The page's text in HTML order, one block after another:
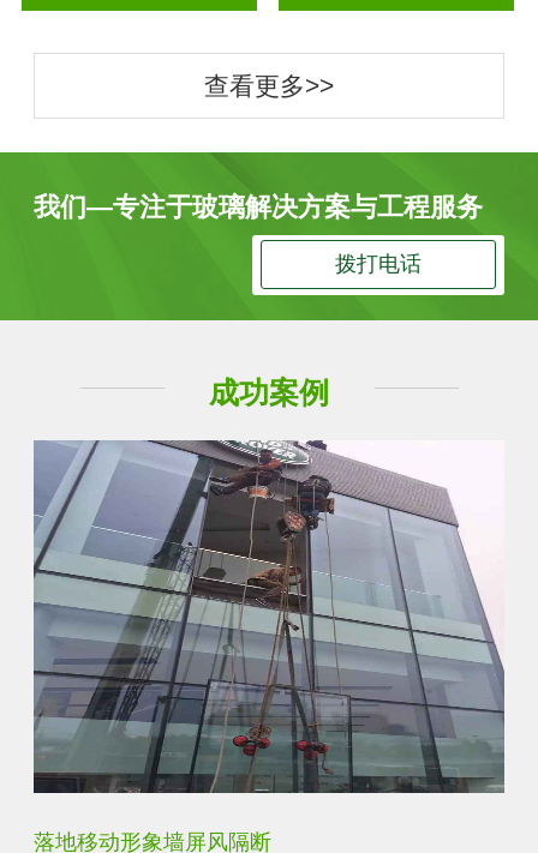
查看更多>>
我们—专注于玻璃解决方案与工程服务
拨打电话
成功案例
云雾超白玻隔断墙